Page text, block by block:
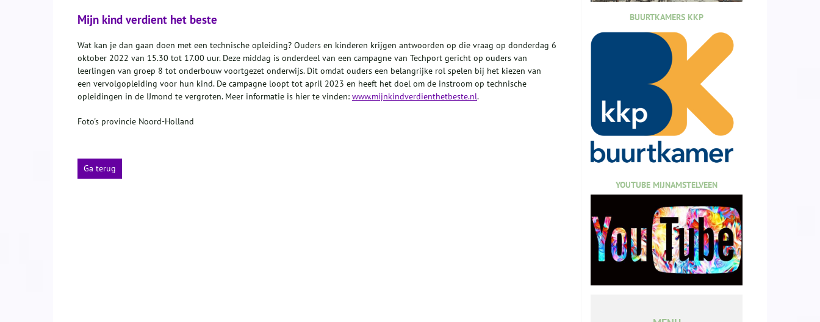
Mijn kind verdient het beste
Wat kan je dan gaan doen met een technische opleiding? Ouders en kinderen krijgen antwoorden op die vraag op donderdag 6
oktober 2022 van 15.30 tot 17.00 uur. Deze middag is onderdeel van een campagne van Techport gericht op ouders van
leerlingen van groep 8 tot onderbouw voortgezet onderwijs. Dit omdat ouders een belangrijke rol spelen bij het kiezen van
een vervolgopleiding voor hun kind. De campagne loopt tot april 2023 en heeft het doel om de instroom op technische
opleidingen in de IJmond te vergroten. Meer informatie is hier te vinden: www.mijnkindverdienthetbeste.nl.
Foto's provincie Noord-Holland
Ga terug
BUURTKAMERS KKP
YOUTUBE MIJNAMSTELVEEN